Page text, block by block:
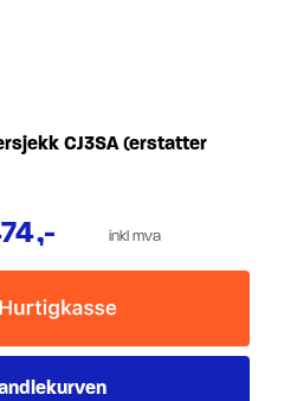
CJ3SA (erstatter
,- inkl mva